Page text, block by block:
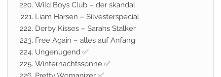
Wild Boys Club – der skandal
Liam Harsen – Silvesterspecial
Derby Kisses – Sarahs Stalker
Free Again – alles auf Anfang
Ungenügend ✅
Winternachtssonne ✅